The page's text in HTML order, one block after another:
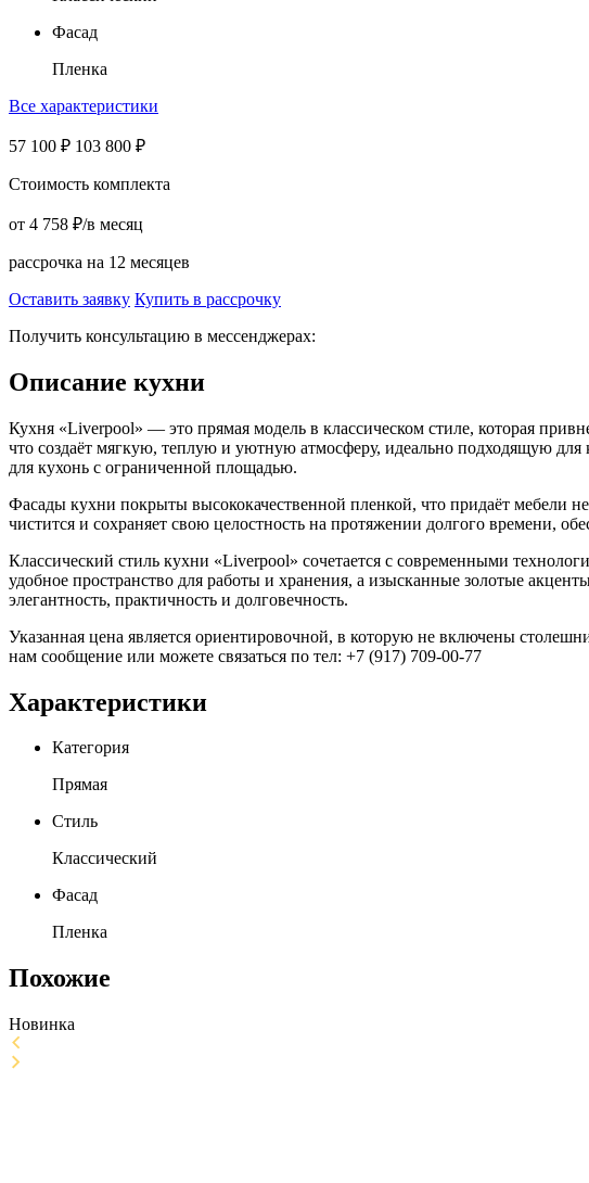
Фасад
Пленка
Все характеристики
57 100 ₽ 103 800 ₽
Стоимость комплекта
от 4 758 ₽/в месяц
рассрочка на 12 месяцев
Оставить заявку Купить в рассрочку
Получить консультацию в мессенджерах:
Описание кухни
Кухня «Liverpool» — это прямая модель в классическом стиле, которая
что создаёт мягкую, теплую и уютную атмосферу, идеально подходящую
для кухонь с ограниченной площадью.
Фасады кухни покрыты высококачественной пленкой, что придаёт мебели
чистится и сохраняет свою целостность на протяжении долгого времени,
Классический стиль кухни «Liverpool» сочетается с современными
удобное пространство для работы и хранения, а изысканные золотые
элегантность, практичность и долговечность.
Указанная цена является ориентировочной, в которую не включены
нам сообщение или можете связаться по тел: +7 (917) 709-00-77
Характеристики
Категория
Прямая
Стиль
Классический
Фасад
Пленка
Похожие
Новинка